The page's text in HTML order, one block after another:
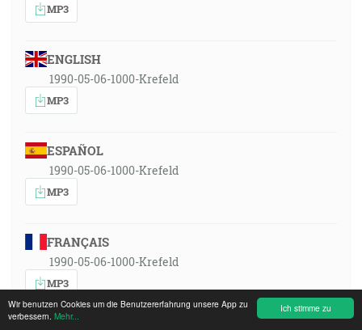
Ich stimme zu
Wir benutzen Cookies um die Benutzererfahrung unsere App zu
verbessern. Mehr...
MP3
ENGLISH
1990-05-06-1000-Krefeld
MP3
ESPAÑOL
1990-05-06-1000-Krefeld
MP3
FRANÇAIS
1990-05-06-1000-Krefeld
MP3